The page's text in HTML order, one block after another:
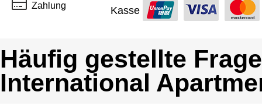
Zahlung Kasse
Häufig gestellte
International